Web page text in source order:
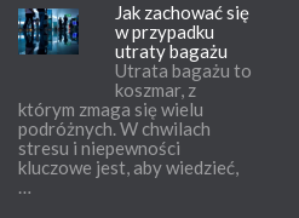
Jak zachować się
w przypadku
utraty bagażu
Utrata bagażu to
koszmar, z
którym zmaga się wielu
podróżnych. W chwilach
stresu i niepewności
kluczowe jest, aby wiedzieć,
…